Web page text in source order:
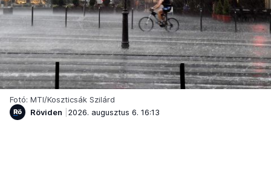
Fotó: MTI/Koszticsák Szilárd
Röviden
2026. augusztus 6. 16:13